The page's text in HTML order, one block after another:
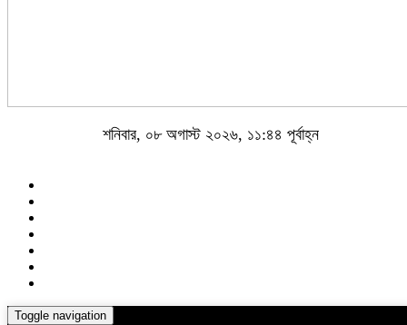
শনিবার, ০৮ অগাস্ট ২০২৬, ১১:৪৪ পূর্বাহ্ন
Toggle navigation